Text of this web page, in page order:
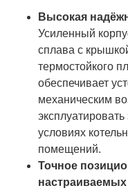
Высокая
Усиленный
сплава с
термостойкого
обеспечивает
механическим
условиях
помещений.
Точное